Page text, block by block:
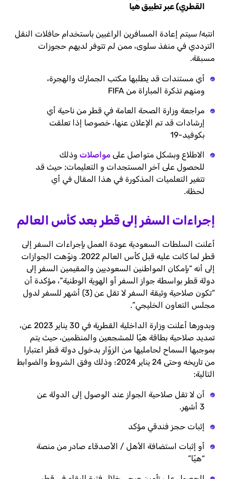
القطري) عبر تطبيق هيا
انتبه! سيتم إعادة المسافرين الراغبين باستخدام حافلات النقل
الترددي في منفذ سلوى، ممن لم تتوفر لديهم حجوزات
مسبقة.
أي مستندات قد يطلبها مكتب الجمارك والهجرة،
ومنهم تذكرة المباراة من FIFA
مراجعة وزارة الصحة العامة في قطر من ناحية أي
إرشادات قد تم الإعلان عنها، خصوصا إذا تعلقت
بكوفيد-19
الاطلاع وبشكل متواصل علىمواصلات وذلك
للحصول على آخر المستجدات و التعليمات; حيث قد
تتغير التعلميات المذكورة في هذا المقال في أي
لحظة.
إجراءات السفر إلى قطر بعد كأس العالم
أعلنت السلطات السعودية عودة العمل بإجراءات السفر إلى
قطر لما كانت عليه قبل كأس العالم 2022. ونوّهت الجوازات
إلى أنه “بإمكان المواطنين السعوديين والمقيمين السفر إلى
دولة قطر بواسطة جواز السفر أو الهوية الوطنية”، مؤكدة أن
“تكون صلاحية وثيقة السفر لا تقل عن (3) أشهر للسفر لدول
مجلس التعاون الخليجي”.
وبدورها أعلنت وزارة الداخلية القطرية في 30 يناير 2023 عن،
تمديد صلاحية بطاقة هيّا للمشجعين والمنظمين، حيث يتم
بموجبها السماح لحامليها من الزوّار بدخول دولة قطر اعتبارا
من تاريخه وحتى 24 يناير 2024؛ وذلك وفق الشروط والضوابط
التالية:
أن لا تقل صلاحية الجواز عند الوصول إلى الدولة عن
3 أشهر.
إثبات حجز فندقي مؤكد
أو إثبات استضافة الأهل / الأصدقاء صادر من منصة
“هيّا”